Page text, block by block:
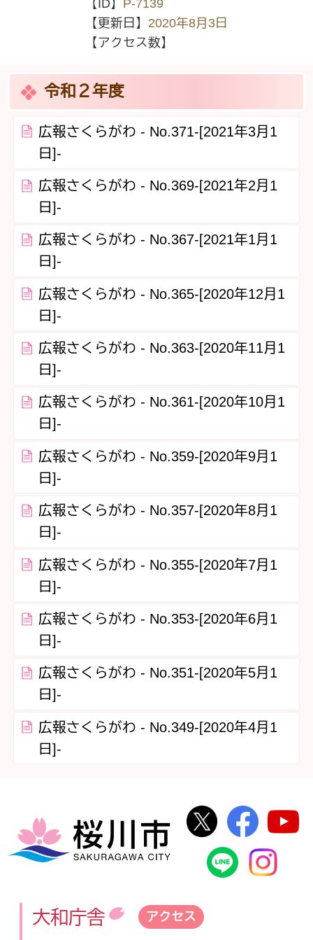
【ID】 P-7139
【更新日】 2020年8月3日
【アクセス数】
令和２年度
広報さくらがわ - No.371‐[2021年3月1
日]-
広報さくらがわ - No.369‐[2021年2月1
日]-
広報さくらがわ - No.367‐[2021年1月1
日]-
広報さくらがわ - No.365‐[2020年12月1
日]-
広報さくらがわ - No.363‐[2020年11月1
日]-
広報さくらがわ - No.361‐[2020年10月1
日]-
広報さくらがわ - No.359‐[2020年9月1
日]-
広報さくらがわ - No.357‐[2020年8月1
日]-
広報さくらがわ - No.355-[2020年7月1
日]-
広報さくらがわ - No.353-[2020年6月1
日]-
広報さくらがわ - No.351-[2020年5月1
日]-
広報さくらがわ - No.349-[2020年4月1
日]-
桜川市
桜川市公式
桜川
桜川市公
大和庁舎 アクセス